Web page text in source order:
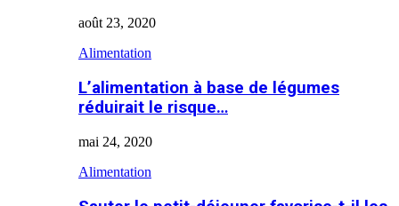
août 23, 2020
Alimentation
L’alimentation à base de légumes
réduirait le risque…
mai 24, 2020
Alimentation